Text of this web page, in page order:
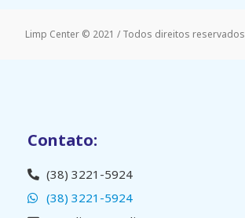
Limp Center © 2021 / Todos direitos reservados
Contato:
(38) 3221-5924
(38) 3221-5924